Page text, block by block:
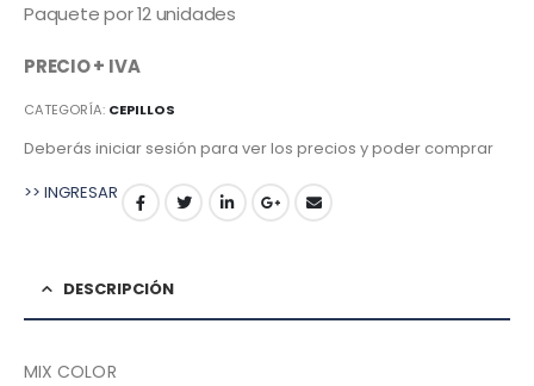
Paquete por 12 unidades
PRECIO + IVA
CATEGORÍA: CEPILLOS
Deberás iniciar sesión para ver los precios y poder comprar
>> INGRESAR
DESCRIPCIÓN
MIX COLOR